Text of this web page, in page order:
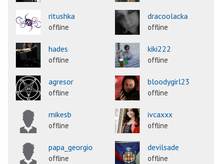
ritushka
offline
dracoolacka
offline
hades
offline
kiki222
offline
agresor
offline
bloodygirl23
offline
mikesb
offline
ivcaxxx
offline
papa_georgio
offline
devilsade
offline